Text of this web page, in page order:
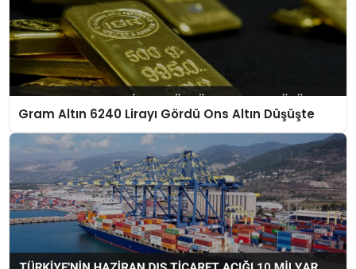
Gram Altın 6240 Lirayı Gördü Ons Altın Düşüşte